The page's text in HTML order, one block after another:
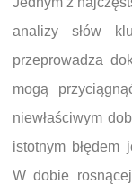
analizy słów
przeprowadza
mogą
niewłaściwym
istotnym błędem
W dobie